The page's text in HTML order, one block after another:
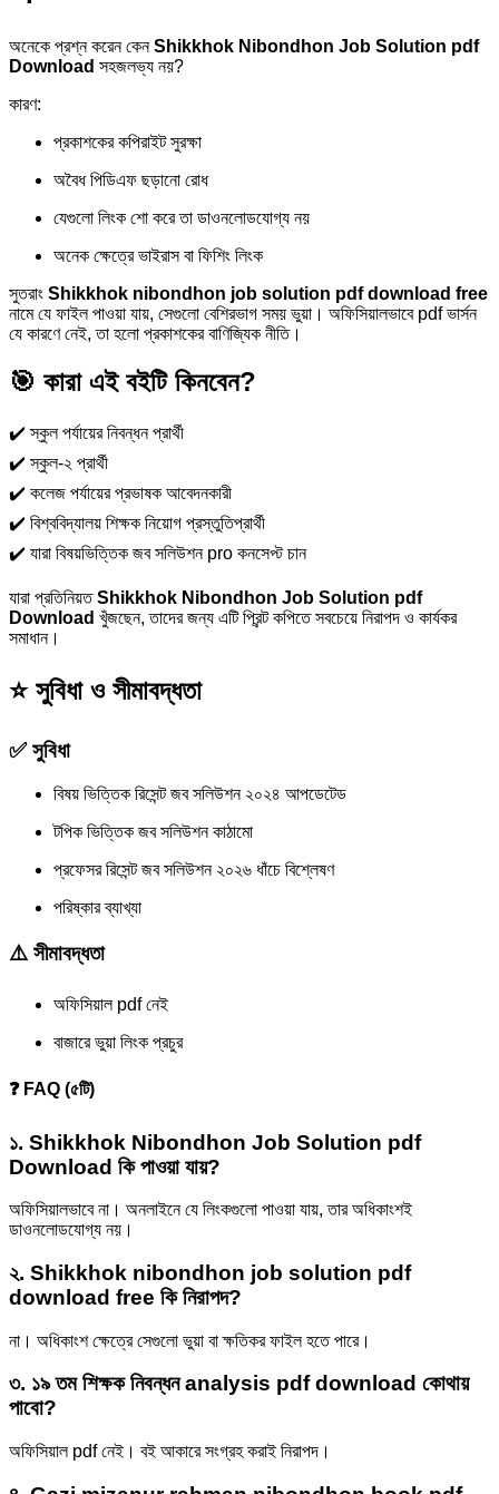
অনেকে প্রশ্ন করেন কেনShikkhok Nibondhon Job Solution pdf
Download সহজলভ্য নয়?
কারণ:
প্রকাশকের কপিরাইট সুরক্ষা
অবৈধ পিডিএফ ছড়ানো রোধ
যেগুলো লিংক শো করে তা ডাওনলোডযোগ্য নয়
অনেক ক্ষেত্রে ভাইরাস বা ফিশিং লিংক
সুতরাং Shikkhok nibondhon job solution pdf download free
নামে যে ফাইল পাওয়া যায়, সেগুলো বেশিরভাগ সময় ভুয়া। অফিসিয়ালভাবে pdf ভার্সন
যে কারণে নেই, তা হলো প্রকাশকের বাণিজ্যিক নীতি।
🎯 কারা এই বইটি কিনবেন?
✔️ স্কুল পর্যায়ের নিবন্ধন প্রার্থী
✔️ স্কুল-২ প্রার্থী
✔️ কলেজ পর্যায়ের প্রভাষক আবেদনকারী
✔️ বিশ্ববিদ্যালয় শিক্ষক নিয়োগ প্রস্তুতিপ্রার্থী
✔️ যারা বিষয়ভিত্তিক জব সলিউশন pro কনসেপ্ট চান
যারা প্রতিনিয়তShikkhok Nibondhon Job Solution pdf
Download খুঁজছেন, তাদের জন্য এটি প্রিন্ট কপিতে সবচেয়ে নিরাপদ ও কার্যকর
সমাধান।
⭐ সুবিধা ও সীমাবদ্ধতা
✅ সুবিধা
বিষয় ভিত্তিক রিসেন্ট জব সলিউশন ২০২৪ আপডেটেড
টপিক ভিত্তিক জব সলিউশন কাঠামো
প্রফেসর রিসেন্ট জব সলিউশন ২০২৬ ধাঁচে বিশ্লেষণ
পরিষ্কার ব্যাখ্যা
⚠️ সীমাবদ্ধতা
অফিসিয়াল pdf নেই
বাজারে ভুয়া লিংক প্রচুর
❓ FAQ (৫টি)
১. Shikkhok Nibondhon Job Solution pdf
Download কি পাওয়া যায়?
অফিসিয়ালভাবে না। অনলাইনে যে লিংকগুলো পাওয়া যায়, তার অধিকাংশই
ডাওনলোডযোগ্য নয়।
২. Shikkhok nibondhon job solution pdf
download free কি নিরাপদ?
না। অধিকাংশ ক্ষেত্রে সেগুলো ভুয়া বা ক্ষতিকর ফাইল হতে পারে।
৩. ১৯ তম শিক্ষক নিবন্ধন analysis pdf download কোথায়
পাবো?
অফিসিয়াল pdf নেই। বই আকারে সংগ্রহ করাই নিরাপদ।